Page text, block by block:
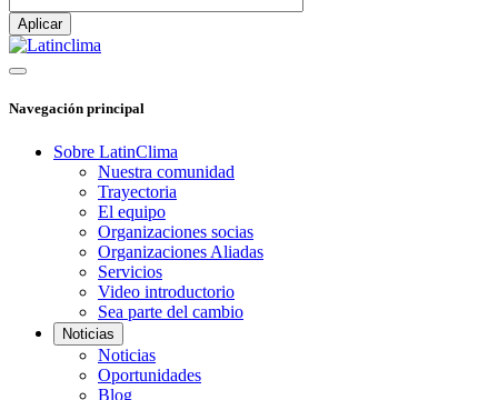
Navegación principal
Sobre LatinClima
Nuestra comunidad
Trayectoria
El equipo
Organizaciones socias
Organizaciones Aliadas
Servicios
Video introductorio
Sea parte del cambio
Noticias
Noticias
Oportunidades
Blog